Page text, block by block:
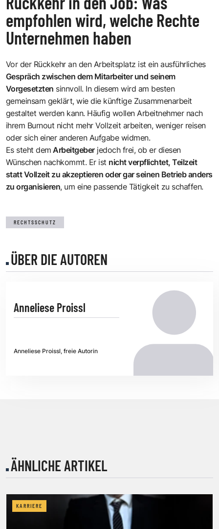
empfohlen wird, welche Rechte
Unternehmen haben
Vor der Rückkehr an den Arbeitsplatz ist ein ausführliches
Gespräch zwischen dem Mitarbeiter und seinem
Vorgesetzten sinnvoll. In diesem wird am besten
gemeinsam geklärt, wie die künftige Zusammenarbeit
gestaltet werden kann. Häufig wollen Arbeitnehmer nach
ihrem Burnout nicht mehr Vollzeit arbeiten, weniger reisen
oder sich einer anderen Aufgabe widmen.
Es steht dem Arbeitgeber jedoch frei, ob er diesen
Wünschen nachkommt. Er ist nicht verpflichtet, Teilzeit
statt Vollzeit zu akzeptieren oder gar seinen Betrieb anders
zu organisieren, um eine passende Tätigkeit zu schaffen.
RECHTSSCHUTZ
ÜBER DIE AUTOREN
Anneliese Proissl
Anneliese Proissl, freie Autorin
ÄHNLICHE ARTIKEL
KARRIERE